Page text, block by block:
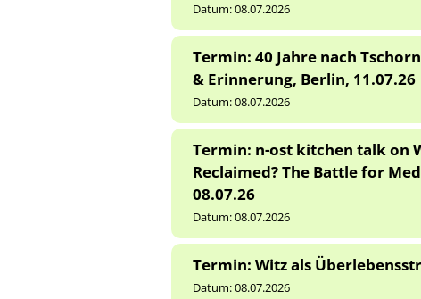
Datum:08.07.2026
Termin: 40 Jahre nach
& Erinnerung, Berlin, 11.07.26
Datum:08.07.2026
Termin: n-ost kitchen talk on
Reclaimed? The Battle for
08.07.26
Datum:08.07.2026
Termin: Witz als
Datum:08.07.2026